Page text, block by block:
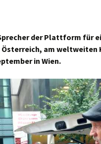
der Plattform für
am weltweiten
in Wien.